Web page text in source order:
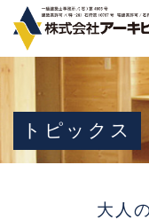
トピックス
大人